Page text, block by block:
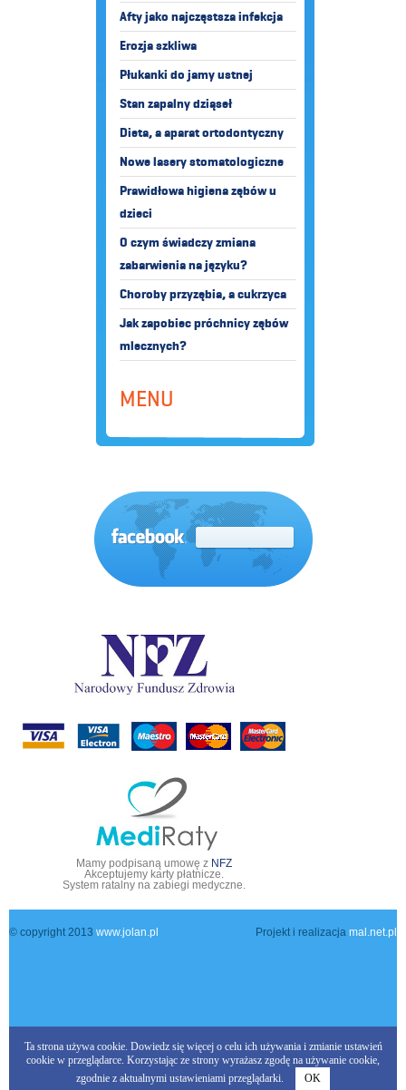
Afty jako najczęstsza infekcja
Erozja szkliwa
Płukanki do jamy ustnej
Stan zapalny dziąseł
Dieta, a aparat ortodontyczny
Nowe lasery stomatologiczne
Prawidłowa higiena zębów u
dzieci
O czym świadczy zmiana
zabarwienia na języku?
Choroby przyzębia, a cukrzyca
Jak zapobiec próchnicy zębów
mlecznych?
MENU
Mamy podpisaną umowę z NFZ
Akceptujemy karty płatnicze.
System ratalny na zabiegi medyczne.
© copyright 2013 www.jolan.pl Projekt i realizacja mal.net.pl
Ta strona używa cookie. Dowiedz się więcejo celu ich używania i zmianie ustawień
cookie w przeglądarce. Korzystając ze strony wyrażasz zgodę na używanie cookie,
zgodnie z aktualnymi ustawieniami przeglądarki.
OK